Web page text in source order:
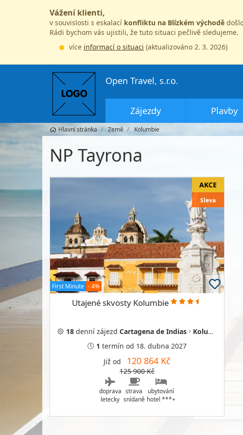
Vážení klienti,
v souvislosti s eskalací konfliktu na Blízkém východě
Rádi bychom vás ujistili, že tuto situaci pečlivě sledujeme.
více informací o situaci (aktualizováno 2. 3. 2026)
Open Travel, s.r.o.
Zájezdy Plavby
Hlavní stránka Země Kolumbie
NP Tayrona
Sleva
First Minute - 4%
Utajené skvosty Kolumbie
18 denní zájezd Cartagena de Indias
Kolumbie
1 termín od 18. dubna 2027
Již od 120 864 Kč
125 900 Kč
doprava
letecky
strava
snídaně
ubytování
hotel ***+